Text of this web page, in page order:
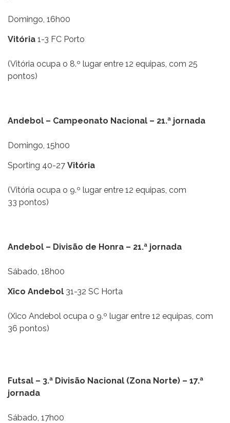
Domingo, 16h00
Vitória 1-3 FC Porto
(Vitória ocupa o 8.º lugar entre 12 equipas, com 25
pontos)
Andebol – Campeonato Nacional – 21.ª jornada
Domingo, 15h00
Sporting 40-27 Vitória
(Vitória ocupa o 9.º lugar entre 12 equipas, com
33 pontos)
Andebol – Divisão de Honra – 21.ª jornada
Sábado, 18h00
Xico Andebol 31-32 SC Horta
(Xico Andebol ocupa o 9.º lugar entre 12 equipas, com
36 pontos)
Futsal – 3.ª Divisão Nacional (Zona Norte) – 17.ª
jornada
Sábado, 17h00